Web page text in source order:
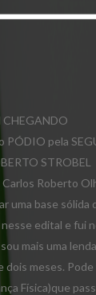
CHEGANDO
PÓDIO pela
STROBEL
Carlos Roberto
uma base sólida
edital e fui
mais uma
dois meses.
Física)que